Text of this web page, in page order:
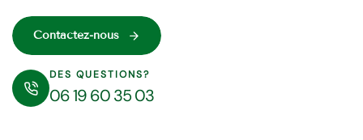
Contactez-nous
DES QUESTIONS?
06 19 60 35 03